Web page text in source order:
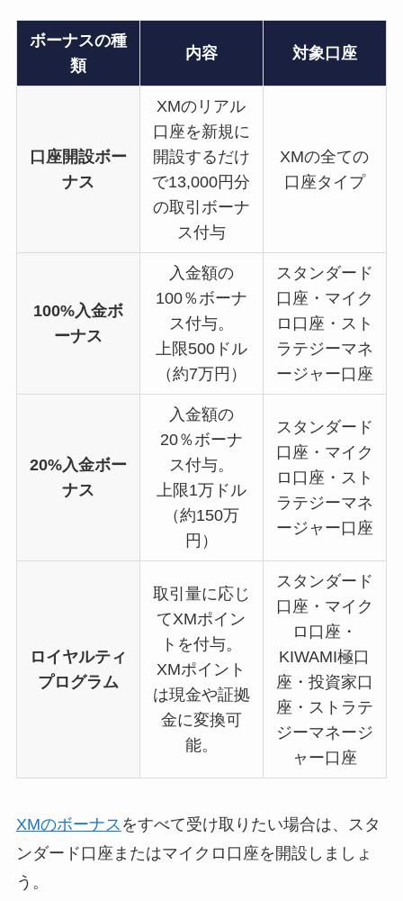
ボーナスの種
類
内容 対象口座
口座開設ボー
ナス
XMのリアル
口座を新規に
開設するだけ
で13,000円分
の取引ボーナ
ス付与
XMの全ての
口座タイプ
100%入金ボ
ーナス
入金額の
100％ボーナ
ス付与。
上限500ドル
（約7万円）
スタンダード
口座・マイク
ロ口座・スト
ラテジーマネ
ージャー口座
20%入金ボー
ナス
入金額の
20％ボーナ
ス付与。
上限1万ドル
（約150万
円）
スタンダード
口座・マイク
ロ口座・スト
ラテジーマネ
ージャー口座
ロイヤルティ
プログラム
取引量に応じ
てXMポイン
トを付与。
XMポイント
は現金や証拠
金に変換可
能。
スタンダード
口座・マイク
ロ口座・
KIWAMI極口
座・投資家口
座・ストラテ
ジーマネージ
ャー口座
XMのボーナス をすべて受け取りたい場合は、スタ
ンダード口座またはマイクロ口座を開設しましょ
う。